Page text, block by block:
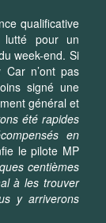
qualificative
lutté pour un
week-end. Si
n’ont pas
signé une
général et
été rapides
en
le pilote MP
centièmes
à les trouver
y arriverons